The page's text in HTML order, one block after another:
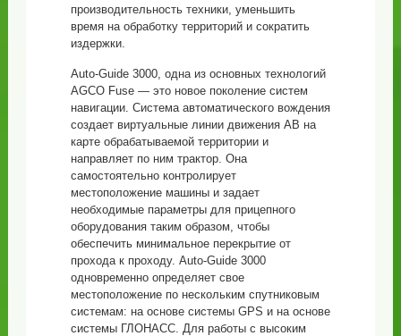
производительность техники, уменьшить
время на обработку территорий и сократить
издержки.
Auto-Guide 3000, одна из основных технологий
AGCO Fuse — это новое поколение систем
навигации. Система автоматического вождения
создает виртуальные линии движения АВ на
карте обрабатываемой территории и
направляет по ним трактор. Она
самостоятельно контролирует
местоположение машины и задает
необходимые параметры для прицепного
оборудования таким образом, чтобы
обеспечить минимальное перекрытие от
прохода к проходу. Auto-Guide 3000
одновременно определяет свое
местоположение по нескольким спутниковым
системам: на основе системы GPS и на основе
системы ГЛОНАСС. Для работы с высоким